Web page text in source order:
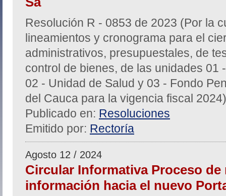
Resolución R - 0853 de 2023 (Por la
lineamientos y cronograma para el
administrativos, presupuestales, de
control de bienes, de las unidades 01
02 - Unidad de Salud y 03 - Fondo
del Cauca para la vigencia fiscal 2024)
Publicado en: Resoluciones
Emitido por: Rectoría
Agosto 12 / 2024
Circular Informativa Proceso de
información hacia el nuevo